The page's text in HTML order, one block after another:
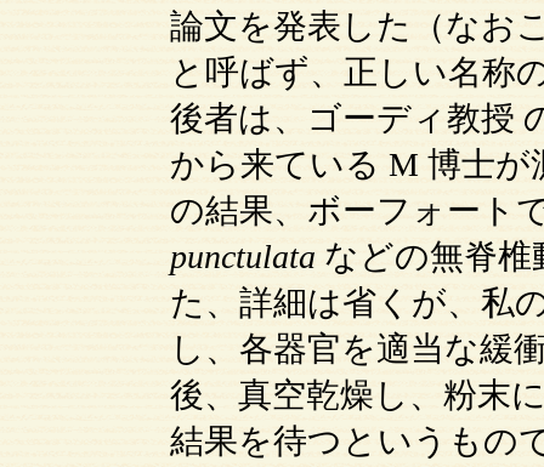
論文を発表した（なお
と呼ばず、正しい名称
後者は、ゴーディ教授
から来ている M 博士
の結果、ボーフォート
punctulata などの無脊
た、詳細は省くが、私
し、各器官を適当な緩
後、真空乾燥し、粉末
結果を待つというもの